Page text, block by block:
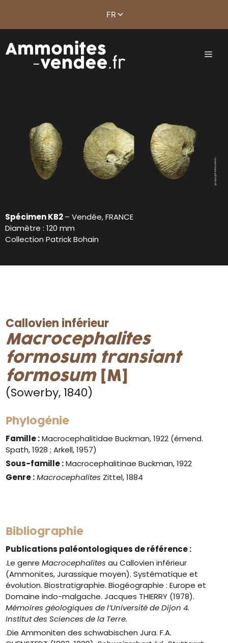
Spécimen KB2– Vendée, FRANCE
Diamètre : 120 mm
Collection Patrick Bohain
Callovien inférieur
Macrocephalites
formosum transiant
formosum [M]
(Sowerby, 1840)
Phylogénie
Famille :Macrocephalitidae Buckman, 1922 (émend.
Spath, 1928 ; Arkell, 1957)
Sous-famille :Macrocephalitinae Buckman, 1922
Genre: Macrocephalites Zittel, 1884
Bibliographie
Publications paléontologiques de référence :
.Le genreMacrocephalites au Callovien inférieur
(Ammonites, Jurassique moyen). Systématique et
évolution. Biostratigraphie. Biogéographie : Europe et
Domaine indo-malgache. Jacques THIERRY (1978).
Mémoires géologiques de l’Université de Dijon 4.
Institut des Sciences de la Terre.
.Die Ammoniten des schwabischen Jura. F.A.